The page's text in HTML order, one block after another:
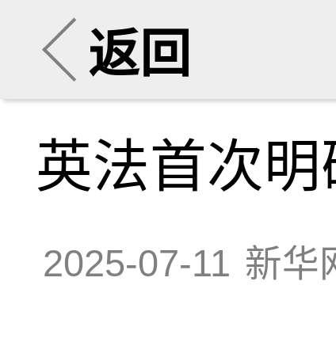
返回
英法首次
2025-07-11 新华